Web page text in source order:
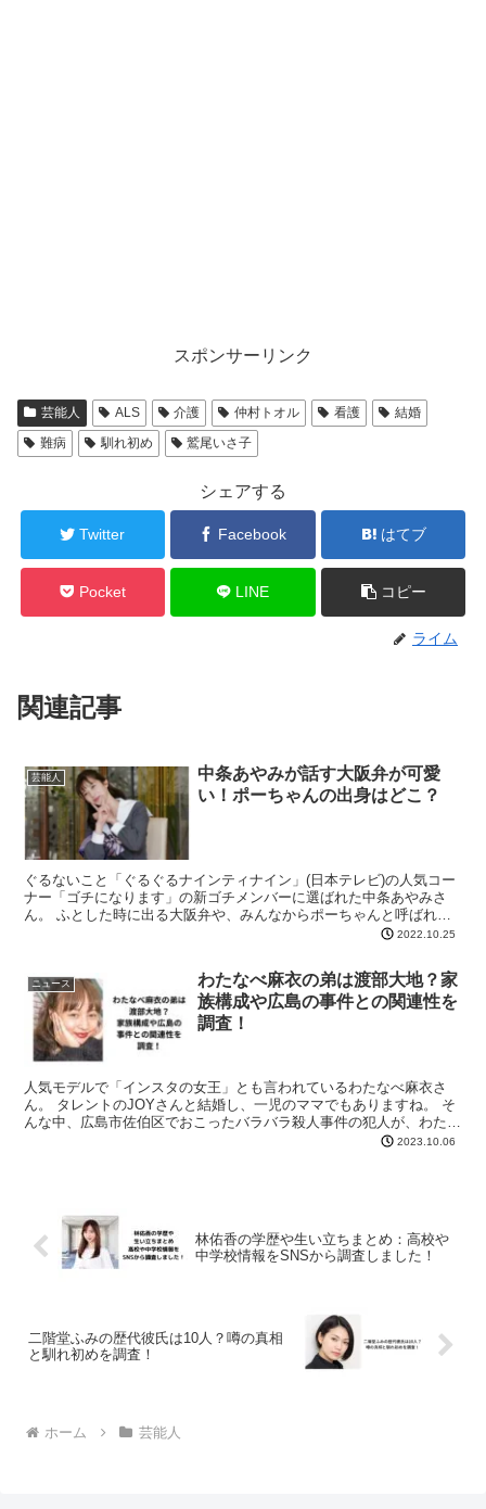
スポンサーリンク
芸能人 ALS 介護 仲村トオル 看護
結婚
難病
馴れ初め 鷲尾いさ子
シェアする
Twitter Facebook はてブ
Pocket LINE コピー
ライム
関連記事
芸能人
中条あやみが話す大阪弁が可愛
い！ポーちゃんの出身はどこ？
ぐるないこと「ぐるぐるナインティナイン」(日本テレビ)の人気コー
ナー「ゴチになります」の新ゴチメンバーに選ばれた中条あやみさ
ん。 ふとした時に出る大阪弁や、みんなからポーちゃんと呼ばれて
いるのが可愛いですよね！？ そこで、中条あやみの出身地...2022.10.25
ニュース
わたなべ麻衣の弟は渡部大地？家
族構成や広島の事件との関連性を
調査！
人気モデルで「インスタの女王」とも言われているわたなべ麻衣さ
ん。 タレントのJOYさんと結婚し、一児のママでもありますね。 そ
んな中、広島市佐伯区でおこったバラバラ殺人事件の犯人が、わたな
べ麻衣さんの弟では？と言われているようです。 今回は...2023.10.06
林佑香の学歴や生い立ちまとめ：高校や
中学校情報をSNSから調査しました！
二階堂ふみの歴代彼氏は10人？噂の真相
と馴れ初めを調査！
ホーム 芸能人